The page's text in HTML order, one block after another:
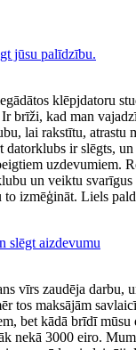
jūsu palīdzību.
klēpjdatoru
brīži, kad man
lai rakstītu, atrastu
datorklubs ir slēgts,
uzdevumiem.
un veiktu svarīgus
izmēģināt. Liels
slēgt aizdevumu
vīrs zaudēja darbu,
tos maksājām
bet kādā brīdī
nekā 3000 eiro.